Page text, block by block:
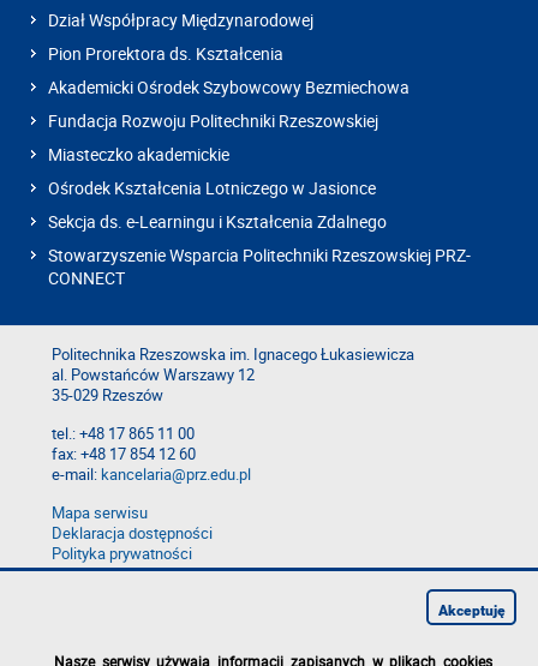
Dział Współpracy Międzynarodowej
Pion Prorektora ds. Kształcenia
Akademicki Ośrodek Szybowcowy Bezmiechowa
Fundacja Rozwoju Politechniki Rzeszowskiej
Miasteczko akademickie
Ośrodek Kształcenia Lotniczego w Jasionce
Sekcja ds. e-Learningu i Kształcenia Zdalnego
Stowarzyszenie Wsparcia Politechniki Rzeszowskiej PRZ-
CONNECT
Politechnika Rzeszowska im. Ignacego Łukasiewicza
al. Powstańców Warszawy 12
35-029 Rzeszów
tel.: +48 17 865 11 00
fax: +48 17 854 12 60
e-mail:kancelaria@prz.edu.pl
Mapa serwisu
Deklaracja dostępności
Polityka prywatności
Zgłoś błąd na stronie
Nasze serwisy używają informacji zapisanych w plikach cookies
Akceptuję